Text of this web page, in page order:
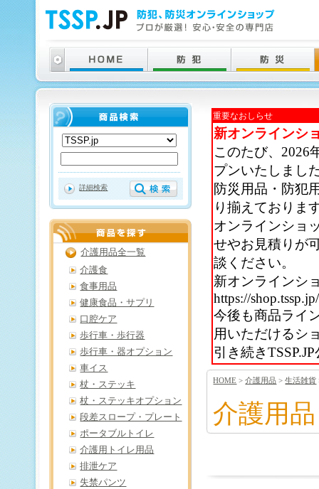
重要なおしらせ
新オンラインシ
このたび、2026
プンいたしまし
防災用品・防犯
り揃えておりま
オンラインショ
せやお見積りが
談ください。
新オンラインシ
https://shop.tssp.jp/
今後も商品ライ
用いただけるシ
引き続き
HOME >介護用品 >生活雑貨
介護用品
詳細検索
介護用品全一覧
介護食
食事用品
健康食品・サプリ
口腔ケア
歩行車・歩行器
歩行車・器オプション
車イス
杖・ステッキ
杖・ステッキオプション
段差スロープ・プレート
ポータブルトイレ
介護用トイレ用品
排泄ケア
失禁パンツ